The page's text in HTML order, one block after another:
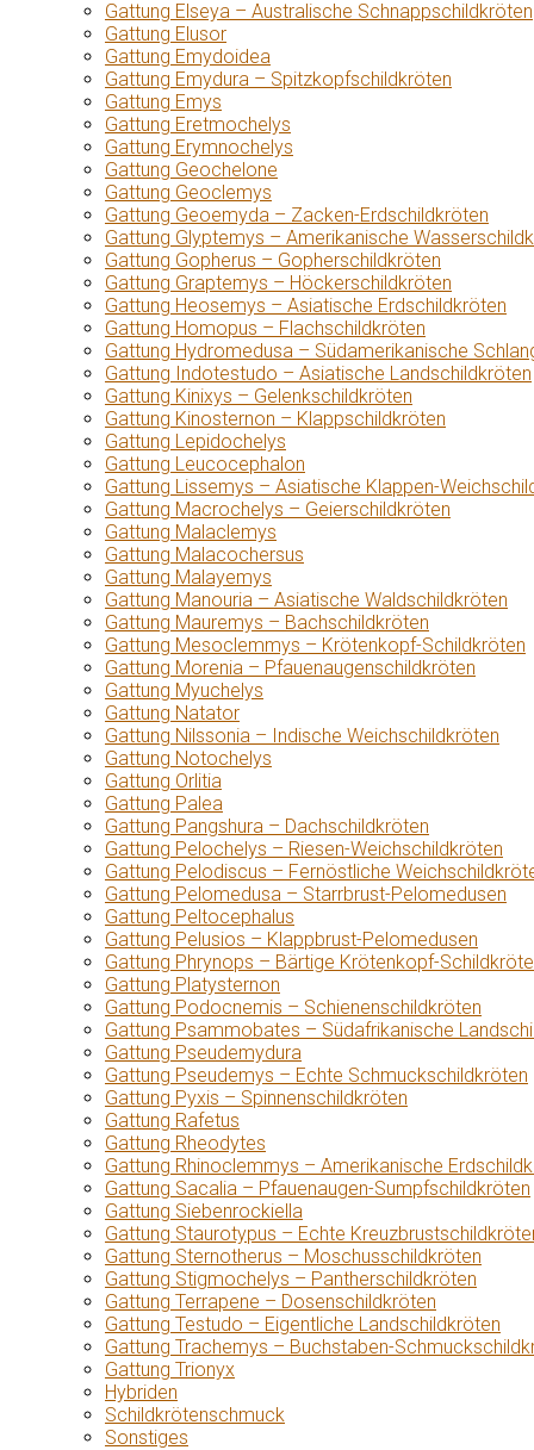
Gattung Elseya – Australische Schnappschildkröten
Gattung Elusor
Gattung Emydoidea
Gattung Emydura – Spitzkopfschildkröten
Gattung Emys
Gattung Eretmochelys
Gattung Erymnochelys
Gattung Geochelone
Gattung Geoclemys
Gattung Geoemyda – Zacken-Erdschildkröten
Gattung Glyptemys – Amerikanische
Gattung Gopherus – Gopherschildkröten
Gattung Graptemys – Höckerschildkröten
Gattung Heosemys – Asiatische Erdschildkröten
Gattung Homopus – Flachschildkröten
Gattung Hydromedusa – Südamerikanische
Gattung Indotestudo – Asiatische Landschildkröten
Gattung Kinixys – Gelenkschildkröten
Gattung Kinosternon – Klappschildkröten
Gattung Lepidochelys
Gattung Leucocephalon
Gattung Lissemys – Asiatische Klappen-
Gattung Macrochelys – Geierschildkröten
Gattung Malaclemys
Gattung Malacochersus
Gattung Malayemys
Gattung Manouria – Asiatische Waldschildkröten
Gattung Mauremys – Bachschildkröten
Gattung Mesoclemmys – Krötenkopf-Schildkröten
Gattung Morenia – Pfauenaugenschildkröten
Gattung Myuchelys
Gattung Natator
Gattung Nilssonia – Indische Weichschildkröten
Gattung Notochelys
Gattung Orlitia
Gattung Palea
Gattung Pangshura – Dachschildkröten
Gattung Pelochelys – Riesen-Weichschildkröten
Gattung Pelodiscus – Fernöstliche
Gattung Pelomedusa – Starrbrust-Pelomedusen
Gattung Peltocephalus
Gattung Pelusios – Klappbrust-Pelomedusen
Gattung Phrynops – Bärtige Krötenkopf-
Gattung Platysternon
Gattung Podocnemis – Schienenschildkröten
Gattung Psammobates – Südafrikanische
Gattung Pseudemydura
Gattung Pseudemys – Echte Schmuckschildkröten
Gattung Pyxis – Spinnenschildkröten
Gattung Rafetus
Gattung Rheodytes
Gattung Rhinoclemmys – Amerikanische
Gattung Sacalia – Pfauenaugen-Sumpfschildkröten
Gattung Siebenrockiella
Gattung Staurotypus – Echte
Gattung Sternotherus – Moschusschildkröten
Gattung Stigmochelys – Pantherschildkröten
Gattung Terrapene – Dosenschildkröten
Gattung Testudo – Eigentliche Landschildkröten
Gattung Trachemys – Buchstaben-
Gattung Trionyx
Hybriden
Schildkrötenschmuck
Sonstiges